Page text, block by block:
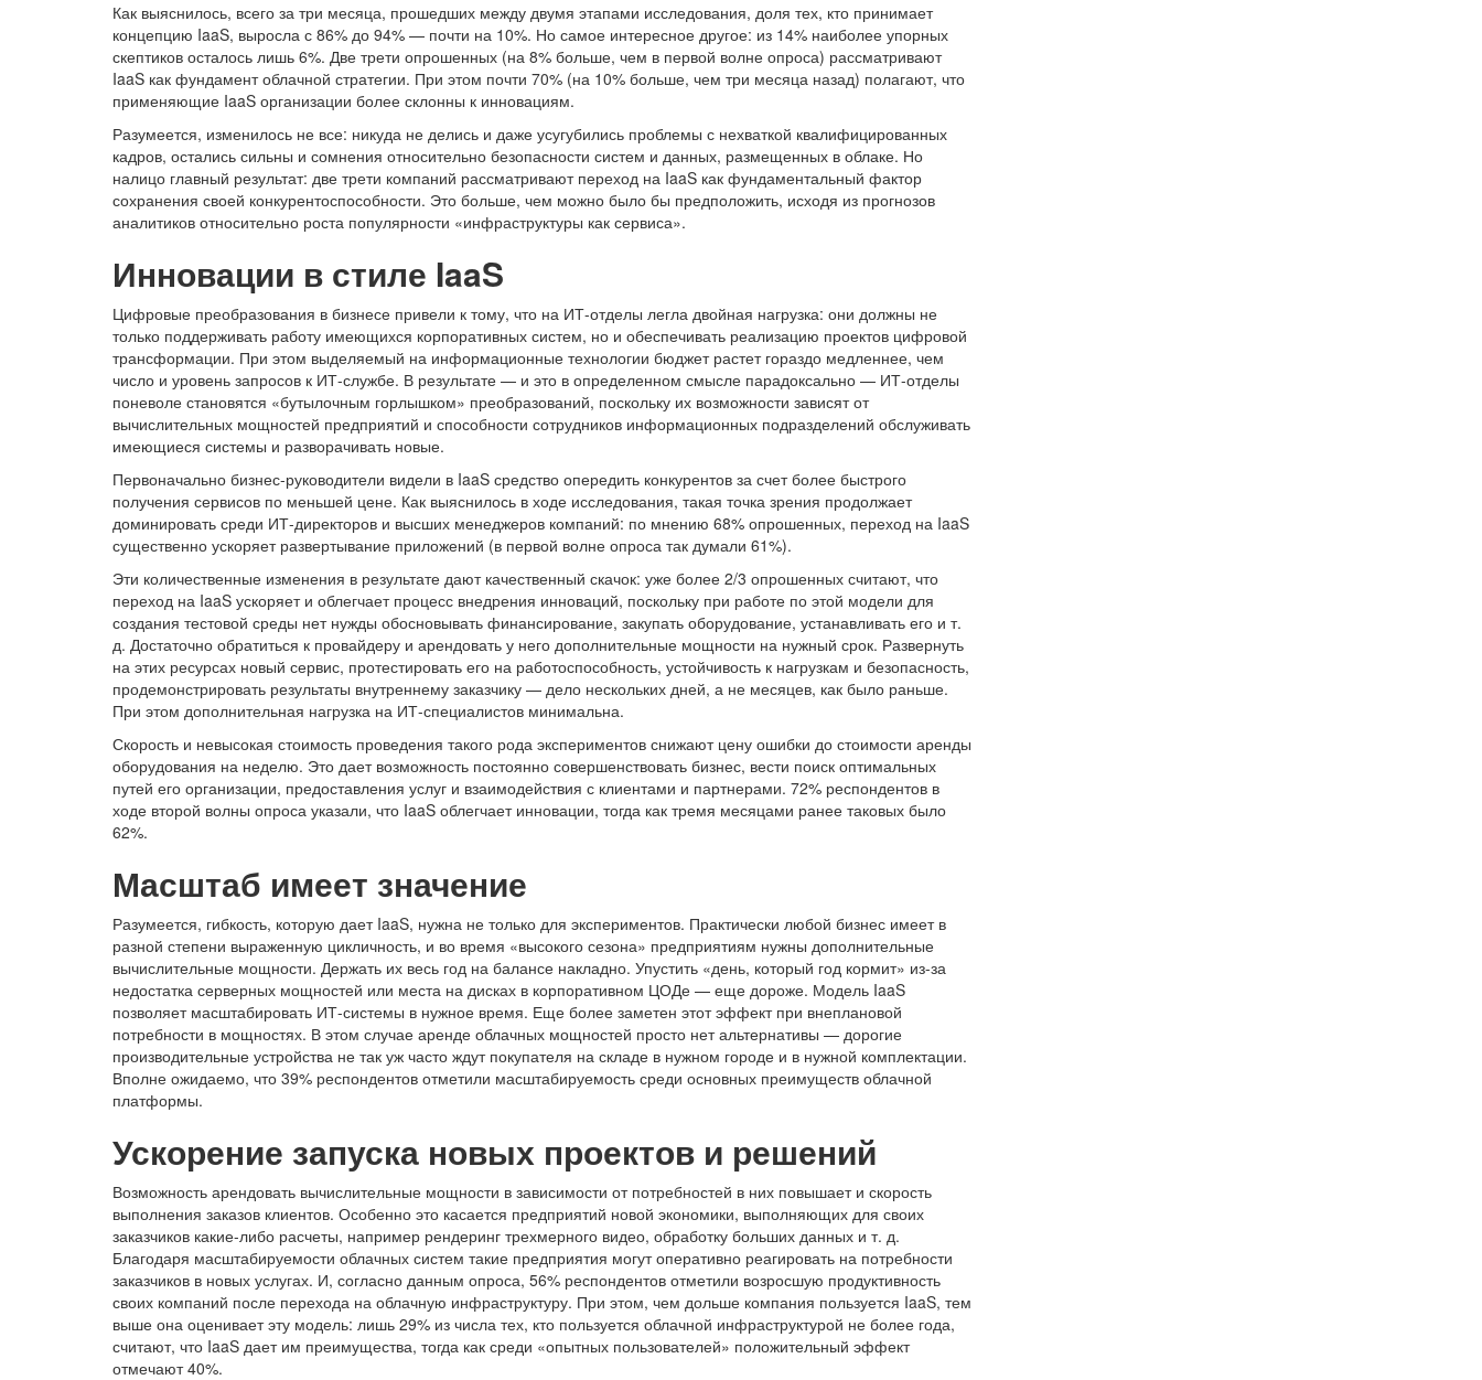
Как выяснилось, всего за три месяца, прошедших между двумя этапами исследования, доля тех, кто принимает
концепцию IaaS, выросла с 86% до 94% — почти на 10%. Но самое интересное другое: из 14% наиболее упорных
скептиков осталось лишь 6%. Две трети опрошенных (на 8% больше, чем в первой волне опроса) рассматривают
IaaS как фундамент облачной стратегии. При этом почти 70% (на 10% больше, чем три месяца назад) полагают, что
применяющие IaaS организации более склонны к инновациям.
Разумеется, изменилось не все: никуда не делись и даже усугубились проблемы с нехваткой квалифицированных
кадров, остались сильны и сомнения относительно безопасности систем и данных, размещенных в облаке. Но
налицо главный результат: две трети компаний рассматривают переход на IaaS как фундаментальный фактор
сохранения своей конкурентоспособности. Это больше, чем можно было бы предположить, исходя из прогнозов
аналитиков относительно роста популярности «инфраструктуры как сервиса».
Инновации в стиле IaaS
Цифровые преобразования в бизнесе привели к тому, что на ИТ-отделы легла двойная нагрузка: они должны не
только поддерживать работу имеющихся корпоративных систем, но и обеспечивать реализацию проектов цифровой
трансформации. При этом выделяемый на информационные технологии бюджет растет гораздо медленнее, чем
число и уровень запросов к ИТ-службе. В результате — и это в определенном смысле парадоксально — ИТ-отделы
поневоле становятся «бутылочным горлышком» преобразований, поскольку их возможности зависят от
вычислительных мощностей предприятий и способности сотрудников информационных подразделений обслуживать
имеющиеся системы и разворачивать новые.
Первоначально бизнес-руководители видели в IaaS средство опередить конкурентов за счет более быстрого
получения сервисов по меньшей цене. Как выяснилось в ходе исследования, такая точка зрения продолжает
доминировать среди ИТ-директоров и высших менеджеров компаний: по мнению 68% опрошенных, переход на IaaS
существенно ускоряет развертывание приложений (в первой волне опроса так думали 61%).
Эти количественные изменения в результате дают качественный скачок: уже более 2/3 опрошенных считают, что
переход на IaaS ускоряет и облегчает процесс внедрения инноваций, поскольку при работе по этой модели для
создания тестовой среды нет нужды обосновывать финансирование, закупать оборудование, устанавливать его и т.
д. Достаточно обратиться к провайдеру и арендовать у него дополнительные мощности на нужный срок. Развернуть
на этих ресурсах новый сервис, протестировать его на работоспособность, устойчивость к нагрузкам и безопасность,
продемонстрировать результаты внутреннему заказчику — дело нескольких дней, а не месяцев, как было раньше.
При этом дополнительная нагрузка на ИТ-специалистов минимальна.
Скорость и невысокая стоимость проведения такого рода экспериментов снижают цену ошибки до стоимости аренды
оборудования на неделю. Это дает возможность постоянно совершенствовать бизнес, вести поиск оптимальных
путей его организации, предоставления услуг и взаимодействия с клиентами и партнерами. 72% респондентов в
ходе второй волны опроса указали, что IaaS облегчает инновации, тогда как тремя месяцами ранее таковых было
62%.
Масштаб имеет значение
Разумеется, гибкость, которую дает IaaS, нужна не только для экспериментов. Практически любой бизнес имеет в
разной степени выраженную цикличность, и во время «высокого сезона» предприятиям нужны дополнительные
вычислительные мощности. Держать их весь год на балансе накладно. Упустить «день, который год кормит» из-за
недостатка серверных мощностей или места на дисках в корпоративном ЦОДе — еще дороже. Модель IaaS
позволяет масштабировать ИТ-системы в нужное время. Еще более заметен этот эффект при внеплановой
потребности в мощностях. В этом случае аренде облачных мощностей просто нет альтернативы — дорогие
производительные устройства не так уж часто ждут покупателя на складе в нужном городе и в нужной комплектации.
Вполне ожидаемо, что 39% респондентов отметили масштабируемость среди основных преимуществ облачной
платформы.
Ускорение запуска новых проектов и решений
Возможность арендовать вычислительные мощности в зависимости от потребностей в них повышает и скорость
выполнения заказов клиентов. Особенно это касается предприятий новой экономики, выполняющих для своих
заказчиков какие-либо расчеты, например рендеринг трехмерного видео, обработку больших данных и т. д.
Благодаря масштабируемости облачных систем такие предприятия могут оперативно реагировать на потребности
заказчиков в новых услугах. И, согласно данным опроса, 56% респондентов отметили возросшую продуктивность
своих компаний после перехода на облачную инфраструктуру. При этом, чем дольше компания пользуется IaaS, тем
выше она оценивает эту модель: лишь 29% из числа тех, кто пользуется облачной инфраструктурой не более года,
считают, что IaaS дает им преимущества, тогда как среди «опытных пользователей» положительный эффект
отмечают 40%.